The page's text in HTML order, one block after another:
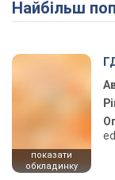
Найбільш
показати
обкладинку